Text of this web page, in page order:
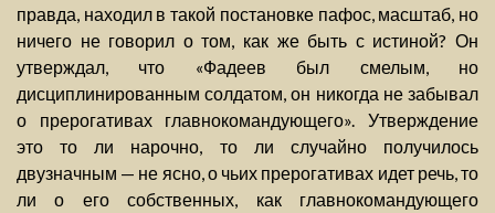
правда, находил в такой постановке пафос, масштаб, но
ничего не говорил о том, как же быть с истиной? Он
утверждал, что «Фадеев был смелым, но
дисциплинированным солдатом, он никогда не забывал
о прерогативах главнокомандующего». Утверждение
это то ли нарочно, то ли случайно получилось
двузначным — не ясно, о чьих прерогативах идет речь, то
ли о его собственных, как главнокомандующего